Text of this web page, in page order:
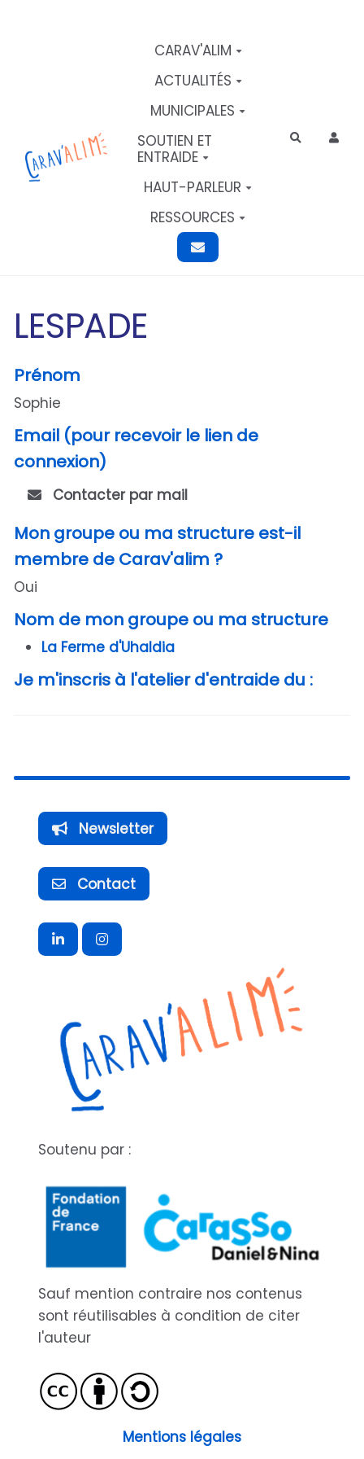
CARAV'ALIM
ACTUALITÉS
MUNICIPALES
SOUTIEN ET
ENTRAIDE
HAUT-PARLEUR
RESSOURCES
Rechercher
LESPADE
Prénom
Sophie
Email (pour recevoir le lien de
connexion)
Contacter par mail
Mon groupe ou ma structure est-il
membre de Carav'alim ?
Oui
Nom de mon groupe ou ma structure
La Ferme d'Uhaldia
Je m'inscris à l'atelier d'entraide du :
Newsletter
Contact
Soutenu par :
Sauf mention contraire nos contenus
sont réutilisables à condition de citer
l'auteur
Mentions légales